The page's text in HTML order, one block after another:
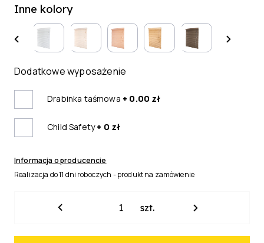
Inne kolory
Dodatkowe wyposażenie
Drabinka taśmowa + 0.00 zł
Child Safety+ 0 zł
Informacja o producencie
Realizacja do 11 dni roboczych - produkt na zamówienie
drewniana
szt.